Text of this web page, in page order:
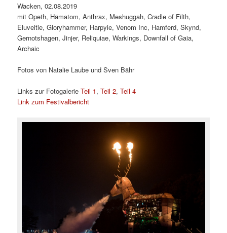
Wacken, 02.08.2019
mit Opeth, Hämatom, Anthrax, Meshuggah, Cradle of Filth,
Eluveitie, Gloryhammer, Harpyie, Venom Inc, Hamferd, Skynd,
Gernotshagen, Jinjer, Reliquiae, Warkings, Downfall of Gaia,
Archaic
Fotos von Natalie Laube und Sven Bähr
Links zur FotogalerieTeil 1,Teil 2,Teil 4
Link zum Festivalbericht